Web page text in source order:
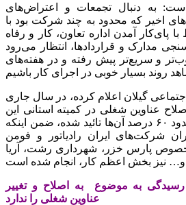
به دنبال تجمعات و اعتراض‌های
اخیر که محدود به چند شرکت بود با
پای‌کار آمدن اداره تعاون، کار و رفاه
مدارک و قراردادها، انتظار می‌رود
و سریع‌تر پیش رفته و در هفته‌های
گیلان اعلام کرده، در سال جاری
بابت اصلاح عناوین شغلی در کمیته استانی این
اداره کل مطرح‌شده که حدود ۶۰ درصد آن‌ها تائید شده، ضمن اینکه
شرکت‌های ایران رادیاتور و فومن
پارس خزر، شهرداری رشت، آریا
به موضوع به اصلاح و تغییر
عناوین شغلی را ندارد